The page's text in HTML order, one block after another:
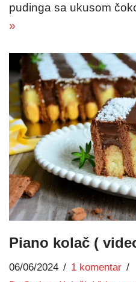
pudinga sa ukusom
»
Piano kolač (
06/06/2024
1 komentar